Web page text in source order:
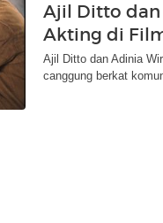
Ajil Ditto dan
Akting di
Ajil Ditto dan Adinia
canggung berkat